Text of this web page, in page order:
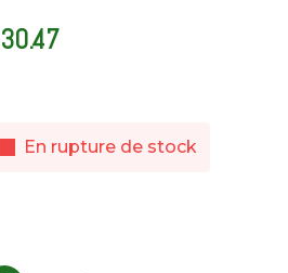
30.47
En rupture de stock